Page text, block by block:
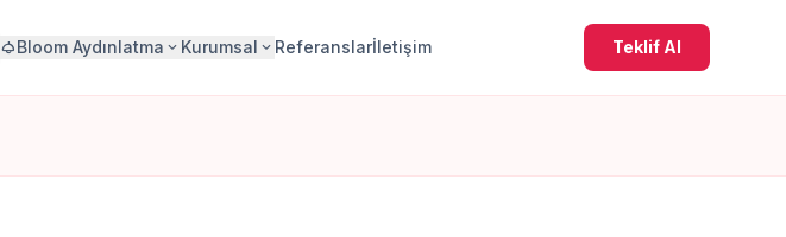
lightBloom Aydınlatma expand_more Kurumsal expand_more Referanslarİletişim Teklif Al